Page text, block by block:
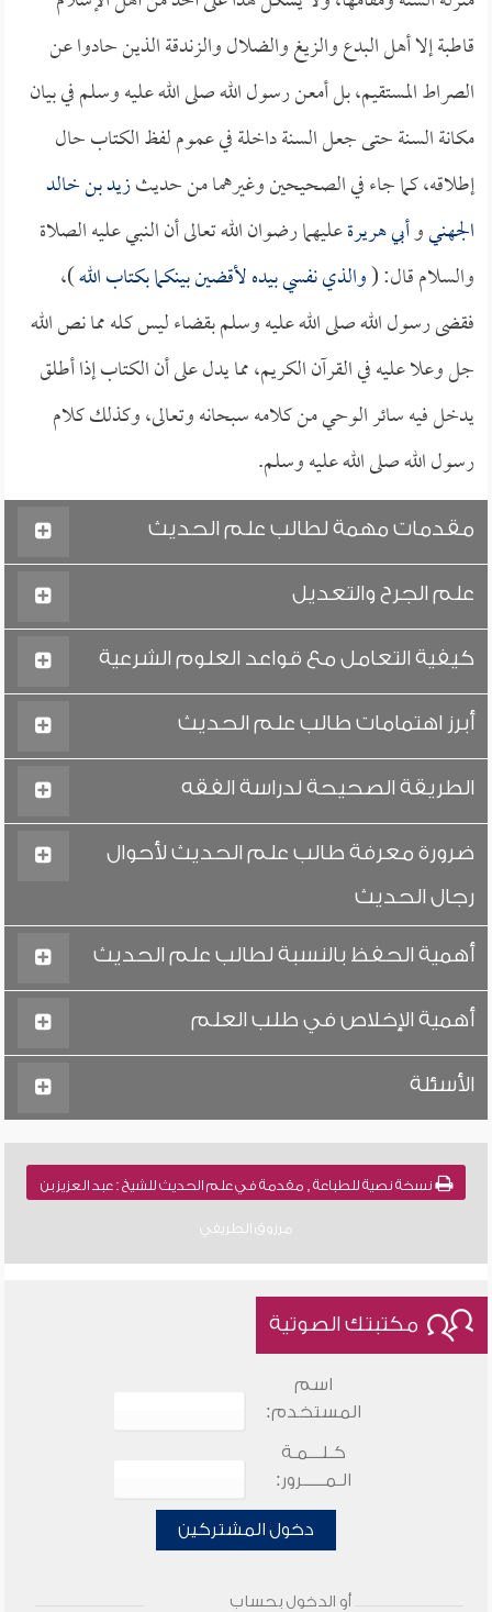
قاطبة إلا أهل البدع والزيغ والضلال والزندقة الذين حادوا عن
الصراط المستقيم، بل أمعن رسول الله صلى الله عليه وسلم في بيان
مكانة السنة حتى جعل السنة داخلة في عموم لفظ الكتاب حال
إطلاقه، كما جاء في الصحيحين وغيرهما من حديثزيد بن خالد
الجهنيوأبي هريرةعليهما رضوان الله تعالى أن النبي عليه الصلاة
والسلام قال: (والذي نفسي بيده لأقضين بينكما بكتاب الله)،
فقضى رسول الله صلى الله عليه وسلم بقضاء ليس كله مما نص الله
جل وعلا عليه في القرآن الكريم، مما يدل على أن الكتاب إذا أطلق
يدخل فيه سائر الوحي من كلامه سبحانه وتعالى، وكذلك كلام
رسول الله صلى الله عليه وسلم.
مقدمات مهمة لطالب علم الحديث
علم الجرح والتعديل
كيفية التعامل مع قواعد العلوم الشرعية
أبرز اهتمامات طالب علم الحديث
الطريقة الصحيحة لدراسة الفقه
ضرورة معرفة طالب علم الحديث لأحوال
رجال الحديث
أهمية الحفظ بالنسبة لطالب علم الحديث
أهمية الإخلاص في طلب العلم
الأسئلة
نسخة نصية للطباعة , مقدمة في علم الحديث للشيخ : عبد العزيز بن
مرزوق الطريفي
مكتبتك الصوتية
اسم
المستخدم:
كـلـــمـة
الـمـــــرور:
دخول المشتركين
أو الدخول بحساب